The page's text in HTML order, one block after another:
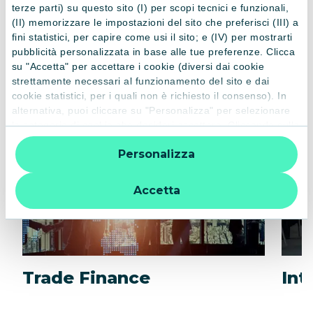
terze parti) su questo sito (I) per scopi tecnici e funzionali,
(II) memorizzare le impostazioni del sito che preferisci (III) a
fini statistici, per capire come usi il sito; e (IV) per mostrarti
pubblicità personalizzata in base alle tue preferenze. Clicca
su "Accetta" per accettare i cookie (diversi dai cookie
strettamente necessari al funzionamento del sito e dai
cookie statistici, per i quali non è richiesto il consenso). In
alternativa, puoi cliccare su "Personalizza" per selezionare
le categorie di cookie che desideri accettare. Cliccando sulla
“X” le impostazioni predefinite vengono lasciate invariate e
quindi la navigazione può continuare senza cookie o altri
strumenti di tracciamento diversi da quelli tecnici. Per
ulteriori informazioni:
informativa privacy
Accetta
Personalizza
PRODOTTI CORRELATI
Altri prodotti
Trade Finance